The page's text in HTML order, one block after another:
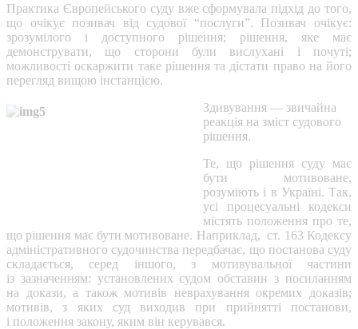
Практика Європейського суду вже сформувала підхід до того,
що очікує позивач від судової “послуги”. Позивач очікує:
зрозумілого і доступного рішення; рішення, яке має
демонструвати, що сторони були вислухані і почуті;
можливості оскаржити таке рішення та дістати право на його
перегляд вищою інстанцією.
Здивування — звичайна
реакція на зміст судового
рішення.
Те, що рішення суду має
бути мотивоване,
розуміють і в Україні. Так,
усі процесуальні кодекси
містять положення про те,
що рішення має бути мотивоване. Наприклад, ст. 163 Кодексу
адміністративного судочинства передбачає, що постанова суду
складається, серед іншого, з мотивувальної частини
із зазначенням: установлених судом обставин з посиланням
на докази, а також мотивів неврахування окремих доказів;
мотивів, з яких суд виходив при прийнятті постанови,
і положення закону, яким він керувався.